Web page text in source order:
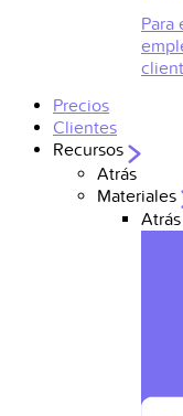
Para
Precios
Clientes
Recursos
Atrás
Materiales
Atrás